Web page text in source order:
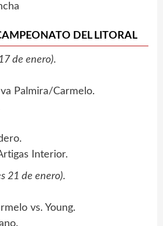
DEL LITORAL
de enero).
Palmira/Carmelo.
Interior.
21 de enero).
vs. Young.